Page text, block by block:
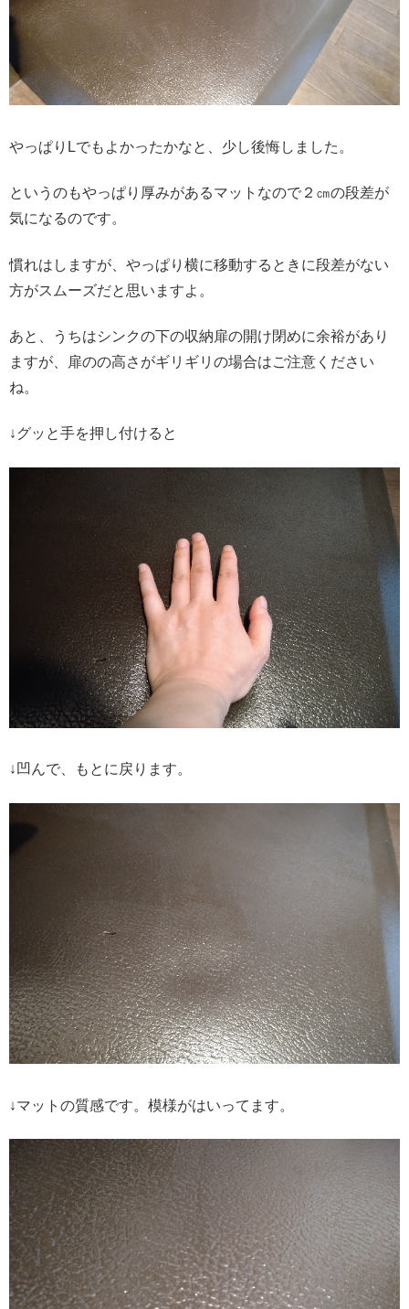
やっぱりLでもよかったかなと、少し後悔しました。
というのもやっぱり厚みがあるマットなので２㎝の段差が
気になるのです。
慣れはしますが、やっぱり横に移動するときに段差がない
方がスムーズだと思いますよ。
あと、うちはシンクの下の収納扉の開け閉めに余裕があり
ますが、扉のの高さがギリギリの場合はご注意ください
ね。
↓グッと手を押し付けると
↓凹んで、もとに戻ります。
↓マットの質感です。模様がはいってます。